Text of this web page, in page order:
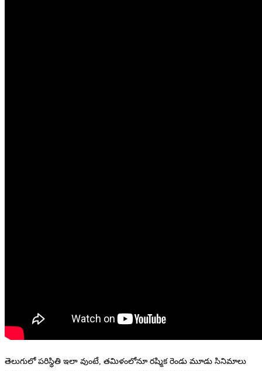
తెలుగులో పరిస్థితి ఇలా వుంటే, తమిళంలోనూ రష్మిక రెండు మూడు సినిమాలు